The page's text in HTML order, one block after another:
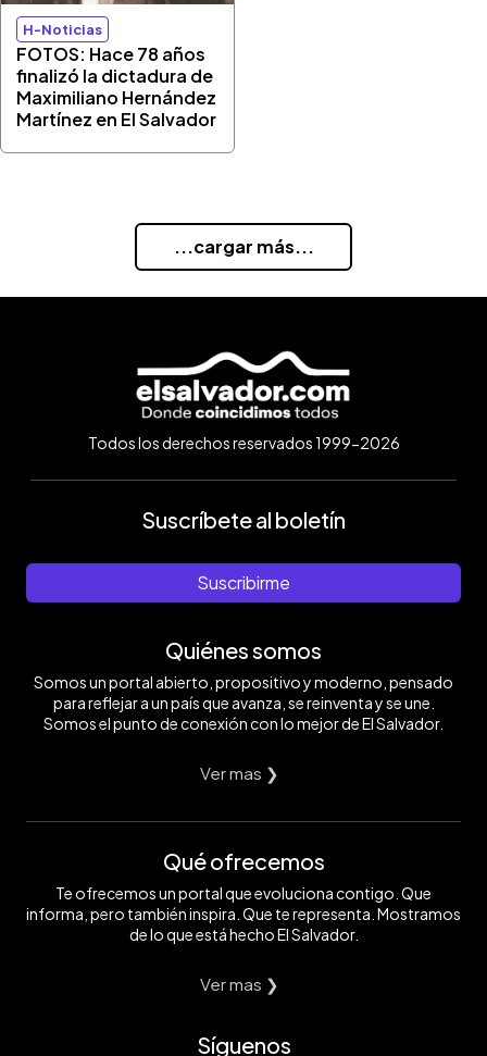
H-Noticias
FOTOS: Hace 78 años
finalizó la dictadura de
Maximiliano Hernández
Martínez en El Salvador
...cargar más...
Todos los derechos reservados 1999-2026
Suscríbete al boletín
Suscribirme
Quiénes somos
Somos un portal abierto, propositivo y moderno, pensado
para reflejar a un país que avanza, se reinventa y se une.
Somos el punto de conexión con lo mejor de El Salvador.
Ver mas ❯
Qué ofrecemos
Te ofrecemos un portal que evoluciona contigo. Que
informa, pero también inspira. Que te representa. Mostramos
de lo que está hecho El Salvador.
Ver mas ❯
Síguenos